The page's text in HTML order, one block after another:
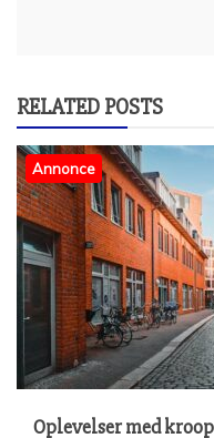
RELATED POSTS
Annonce
Oplevelser med